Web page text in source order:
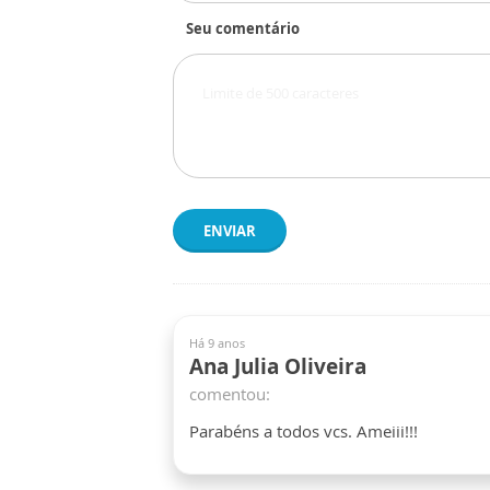
Seu comentário
ENVIAR
Há 9 anos
Ana Julia Oliveira
comentou:
Parabéns a todos vcs. Ameiii!!!